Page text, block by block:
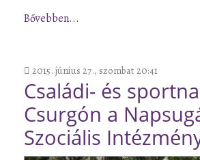
Bővebben...
2015. június 27., szombat 20:41
Családi- és
Csurgón a
Szociális